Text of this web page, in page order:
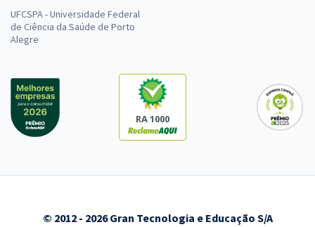
UFCSPA - Universidade Federal
de Ciência da Saúde de Porto
Alegre
RA 1000
© 2012 - 2026 Gran Tecnologia e Educação S/A